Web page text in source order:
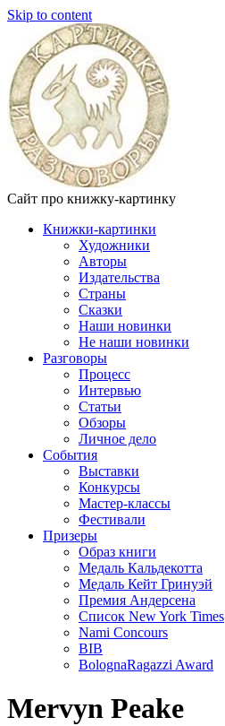
Skip to content
Сайт про книжку-картинку
Книжки-картинки
Художники
Авторы
Издательства
Страны
Сказки
Наши новинки
Не наши новинки
Разговоры
Процесс
Интервью
Статьи
Обзоры
Личное дело
События
Выставки
Конкурсы
Мастер-классы
Фестивали
Призеры
Образ книги
Медаль Кальдекотта
Медаль Кейт Гринуэй
Премия Андерсена
Список New York Times
Nami Concours
BIB
BolognaRagazzi Award
Mervyn Peake